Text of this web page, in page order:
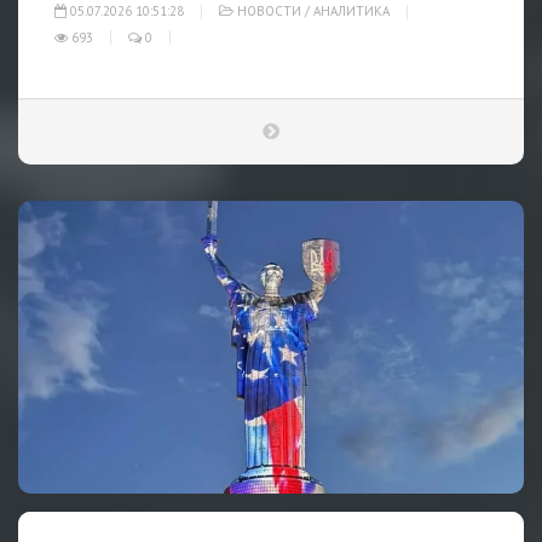
05.07.2026 10:51:28 НОВОСТИ / АНАЛИТИКА
693
0